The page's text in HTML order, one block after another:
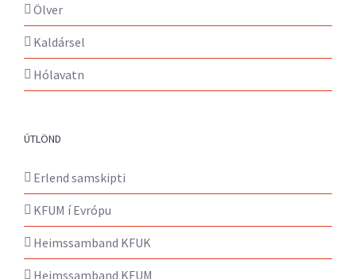
Ölver
Kaldársel
Hólavatn
ÚTLÖND
Erlend samskipti
KFUM í Evrópu
Heimssamband KFUK
Heimssamband KFUM